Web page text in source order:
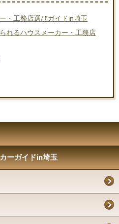
・工務店選びガイドin埼玉
れるハウスメーカー・工務店
ーガイドin埼玉